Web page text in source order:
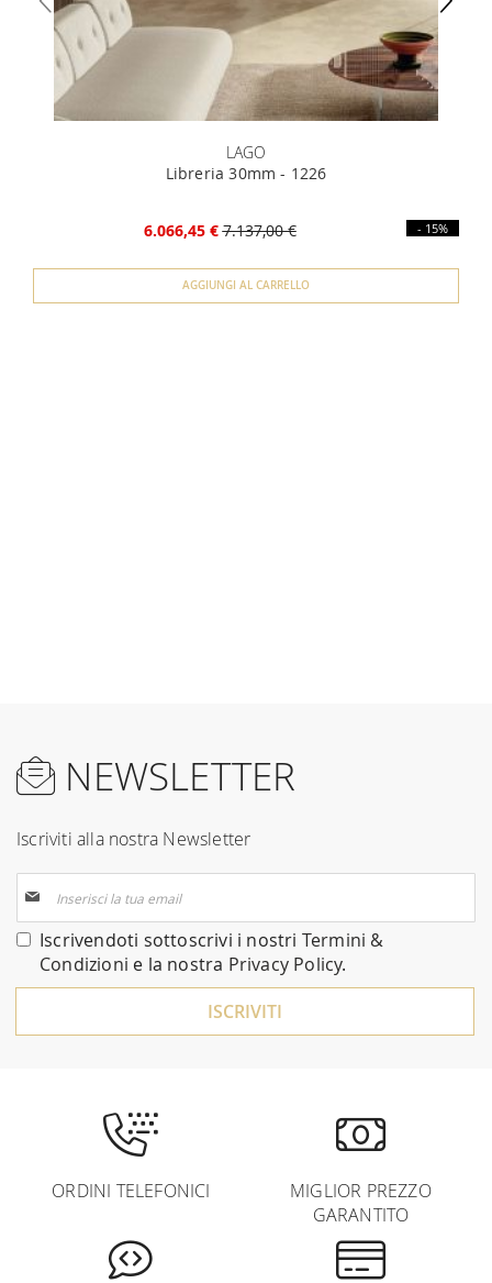
LAGO
Libreria 30mm - 1226
6.066,45 € 7.137,00 € - 15%
AGGIUNGI AL CARRELLO
NEWSLETTER
Iscriviti alla nostra Newsletter
alla
nostra
Newsletter:
Iscrivendoti sottoscrivi i nostri Termini &
Condizioni e la nostra Privacy Policy.
ISCRIVITI
ORDINI TELEFONICI
MIGLIOR PREZZO
GARANTITO